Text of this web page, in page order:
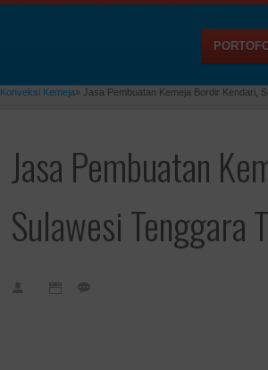
Konveksi Kemeja» Jasa Pembuatan Kemeja Bordir Kendari,
Jasa Pembuatan
Sulawesi Tenggara